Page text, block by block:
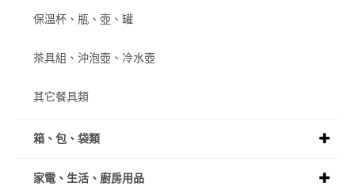
保溫杯、瓶、壺、罐
茶具組、沖泡壺、冷水壺
其它餐具類
箱、包、袋類
家電、生活、廚房用品